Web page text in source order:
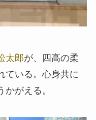
太郎が、四高の柔
ている。心身共に
がえる。